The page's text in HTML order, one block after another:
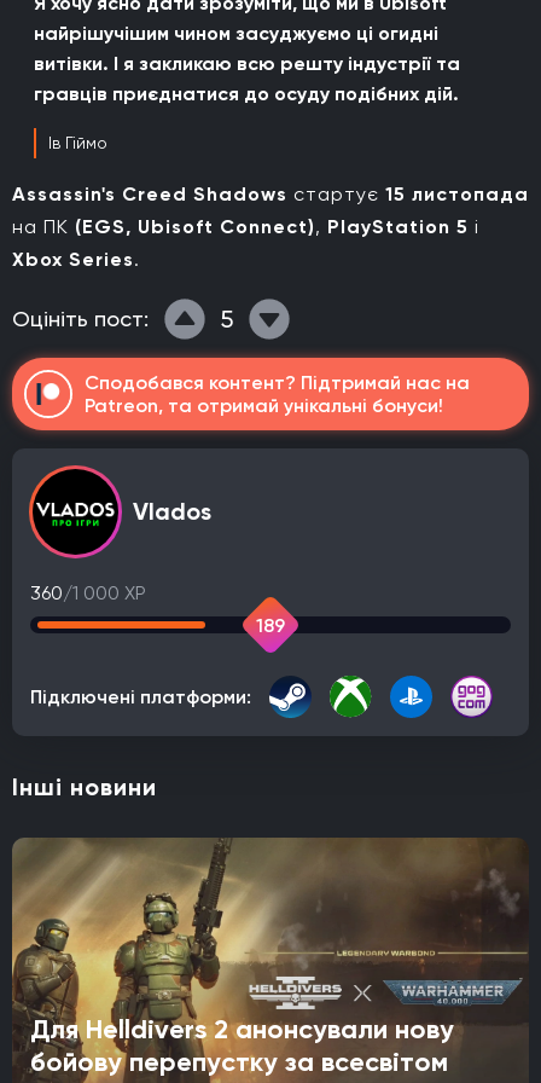
найрішучішим чином засуджуємо ці огидні
витівки. І я закликаю всю решту індустрії та
гравців приєднатися до осуду подібних дій.
Ів Гіймо
Assassin's Creed Shadows стартує 15 листопада
на ПК (EGS, Ubisoft Connect), PlayStation 5 і
Xbox Series.
Оцініть пост: 5
Сподобався контент? Підтримай нас на
Patreon, та отримай унікальні бонуси!
Vlados
360/1 000 XP
189
Підключені платформи:
Інші новини
Для Helldivers 2 анонсували нову
бойову перепустку за всесвітом